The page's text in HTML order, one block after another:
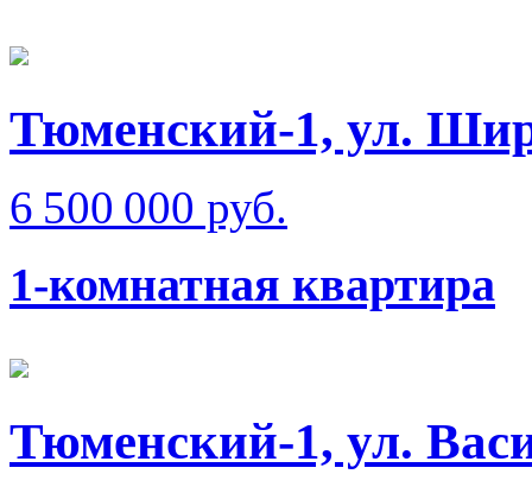
Тюменский-1, ул.
6 500 000 руб.
1-комнатная квартира
Тюменский-1, ул.